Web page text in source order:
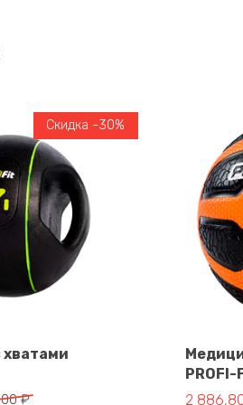
Скидка -30%
₽
цена составляла 9 791,00 ₽.
₽.
PROFI-
2